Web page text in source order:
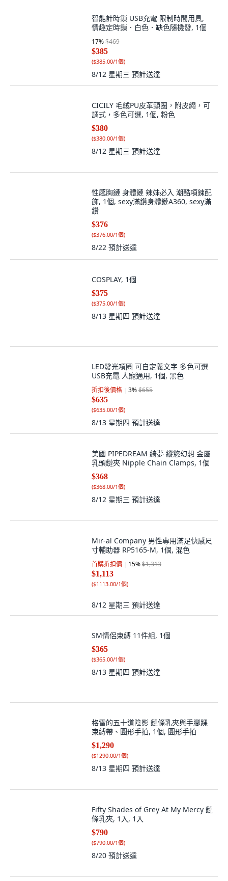
智能計時鎖 USB充電 限制時間用具,
情趣定時鎖．白色．缺色隨機發, 1個
17%$469
$385
($385.00/1個)
8/12 星期三 預計送達
CICILY 毛絨PU皮革頸圈，附皮繩，可
調式，多色可選, 1個, 粉色
$380
($380.00/1個)
8/12 星期三 預計送達
性感胸鏈 身體鏈 辣妹必入 潮酷項鍊配
飾, 1個, sexy滿鑽身體鏈A360, sexy滿
鑽
$376
($376.00/1個)
8/22 預計送達
COSPLAY, 1個
$375
($375.00/1個)
8/13 星期四 預計送達
LED發光項圈 可自定義文字 多色可選
USB充電 人寵通用, 1個, 黑色
折扣後價格 3%$655
$635
($635.00/1個)
8/13 星期四 預計送達
美國 PIPEDREAM 綺夢 縱慾幻想 金屬
乳頭鏈夾 Nipple Chain Clamps, 1個
$368
($368.00/1個)
8/12 星期三 預計送達
Mir-al Company 男性專用滿足快感尺
寸輔助器 RP5165-M, 1個, 混色
首購折扣價 15%$1,313
$1,113
($1113.00/1個)
8/12 星期三 預計送達
SM情侶束縛 11件組, 1個
$365
($365.00/1個)
8/13 星期四 預計送達
格雷的五十道陰影 鏈條乳夾與手腳踝
束縛帶、圓形手拍, 1個, 圓形手拍
$1,290
($1290.00/1個)
8/13 星期四 預計送達
Fifty Shades of Grey At My Mercy 鏈
條乳夾, 1入, 1入
$790
($790.00/1個)
8/20 預計送達